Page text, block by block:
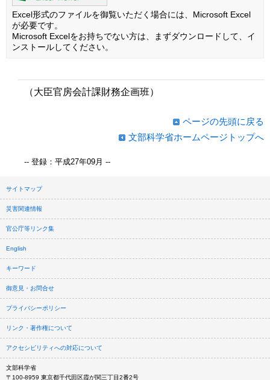
Excel形式のファイルを御覧いただく場合には、Microsoft Excel
が必要です。
Microsoft Excelをお持ちでない方は、まずダウンロードして、イ
ンストールしてください。
（大臣官房会計課財務企画班）
ページの先頭に戻る
文部科学省ホームページトップへ
-- 登録：平成27年09月 --
サイトマップ
災害関連情報
官公庁等リンク集
English
キーワード
御意見・お問合せ
プライバシーポリシー
リンク・著作権について
アクセシビリティへの対応について
文部科学省
〒100-8959 東京都千代田区霞が関三丁目2番2号